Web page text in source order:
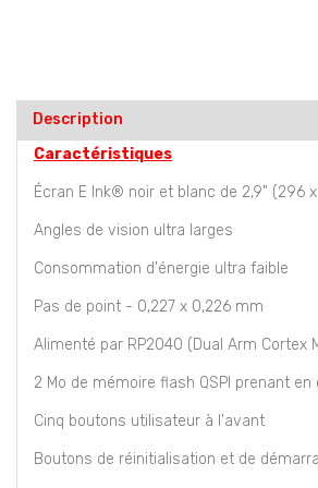
Description
Caractéristiques
Écran E Ink® noir et blanc de 2,9" (296
Angles de vision ultra larges
Consommation d'énergie ultra faible
Pas de point - 0,227 x 0,226 mm
Alimenté par RP2040 (Dual Arm Cortex
2 Mo de mémoire flash QSPI prenant en
Cinq boutons utilisateur à l'avant
Boutons de réinitialisation et de